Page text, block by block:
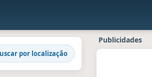
por localização
Publicidades